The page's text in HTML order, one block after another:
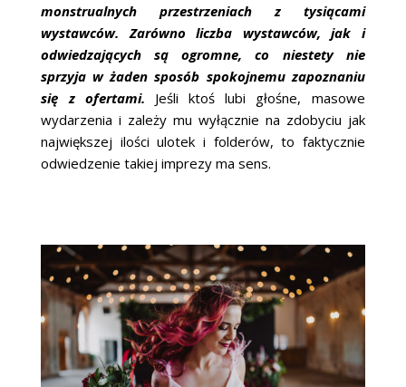
monstrualnych przestrzeniach z tysiącami
wystawców. Zarówno liczba wystawców, jak i
odwiedzających są ogromne, co niestety nie
sprzyja w żaden sposób spokojnemu zapoznaniu
się z ofertami.
Jeśli ktoś lubi głośne, masowe
wydarzenia i zależy mu wyłącznie na zdobyciu jak
największej ilości ulotek i folderów, to faktycznie
odwiedzenie takiej imprezy ma sens.